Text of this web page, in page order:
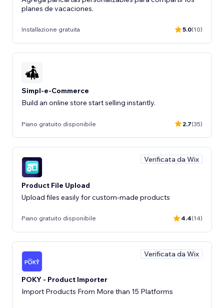
planes de vacaciones.
Installazione gratuita 5.0(10)
Simpl-e-Commerce
Build an online store start selling instantly.
Piano gratuito disponibile 2.7(35)
Verificata da Wix
Product File Upload
Upload files easily for custom-made products
Piano gratuito disponibile 4.4(14)
Verificata da Wix
POKY - Product Importer
Import Products From More than 15 Platforms